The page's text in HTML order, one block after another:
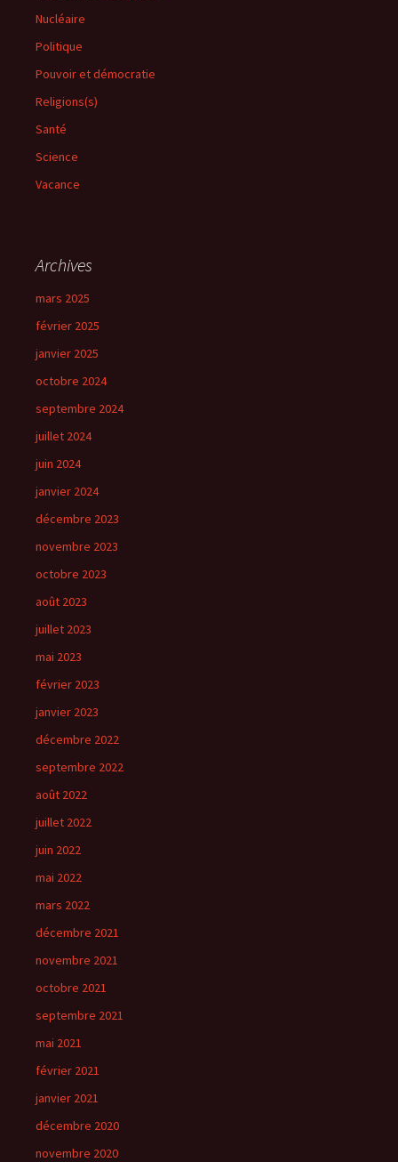
Nucléaire
Politique
Pouvoir et démocratie
Religions(s)
Santé
Science
Vacance
Archives
mars 2025
février 2025
janvier 2025
octobre 2024
septembre 2024
juillet 2024
juin 2024
janvier 2024
décembre 2023
novembre 2023
octobre 2023
août 2023
juillet 2023
mai 2023
février 2023
janvier 2023
décembre 2022
septembre 2022
août 2022
juillet 2022
juin 2022
mai 2022
mars 2022
décembre 2021
novembre 2021
octobre 2021
septembre 2021
mai 2021
février 2021
janvier 2021
décembre 2020
novembre 2020